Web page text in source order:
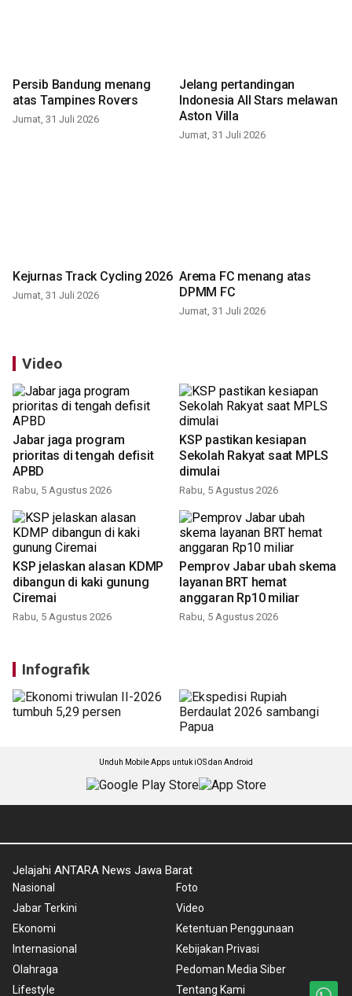
Persib Bandung menang
atas Tampines Rovers
Jumat, 31 Juli 2026
Jelang pertandingan
Indonesia All Stars melawan
Aston Villa
Jumat, 31 Juli 2026
Kejurnas Track Cycling 2026
Jumat, 31 Juli 2026
Arema FC menang atas
DPMM FC
Jumat, 31 Juli 2026
Video
Jabar jaga program
prioritas di tengah defisit
APBD
Rabu, 5 Agustus 2026
KSP pastikan kesiapan
Sekolah Rakyat saat MPLS
dimulai
Rabu, 5 Agustus 2026
KSP jelaskan alasan KDMP
dibangun di kaki gunung
Ciremai
Rabu, 5 Agustus 2026
Pemprov Jabar ubah skema
layanan BRT hemat
anggaran Rp10 miliar
Rabu, 5 Agustus 2026
Infografik
Unduh Mobile Apps untuk iOS dan Android
Jelajahi ANTARA News Jawa Barat
Nasional
Jabar Terkini
Ekonomi
Internasional
Olahraga
Lifestyle
Foto
Video
Ketentuan Penggunaan
Kebijakan Privasi
Pedoman Media Siber
Tentang Kami